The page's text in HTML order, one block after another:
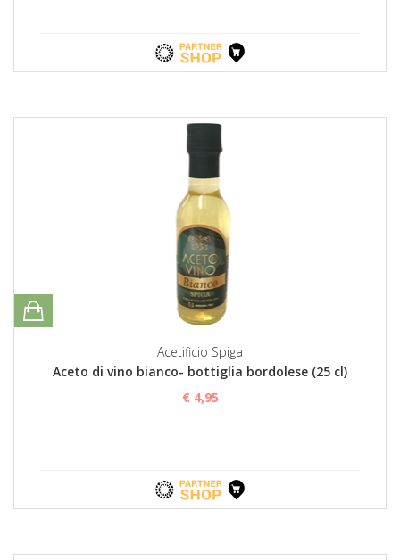
Acetificio Spiga
Aceto di vino bianco- bottiglia bordolese (25 cl)
€ 4,95